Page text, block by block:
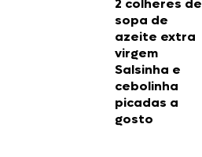
2 colheres de
sopa de
azeite extra
virgem
Salsinha e
cebolinha
picadas a
gosto